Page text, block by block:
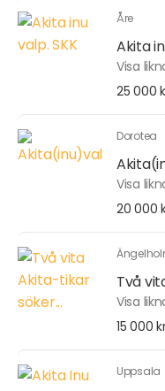
Åre
Akita
Visa
25 000
Dorotea
Visa
20 000
Två
Visa
15 000
Uppsala